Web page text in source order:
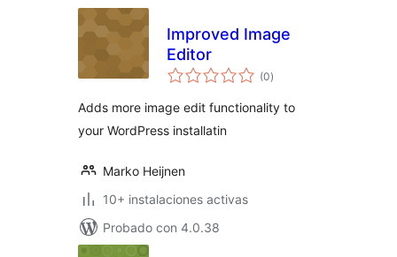
Improved Image
Editor
(0total
de
)
Adds more image edit functionality to
your WordPress installatin
Marko Heijnen
10+ instalaciones activas
Probado con 4.0.38